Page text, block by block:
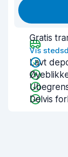
Gratis
Vis
Lavt
Delvis